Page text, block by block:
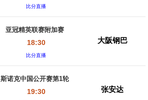
比分直播
亚冠精英联赛附加赛
18:30
比分直播
大阪钢巴
斯诺克中国公开赛第1轮
19:30 张安达